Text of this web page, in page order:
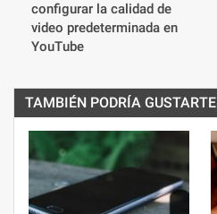
configurar la calidad de
video predeterminada en
YouTube
TAMBIÉN PODRÍA GUSTARTE